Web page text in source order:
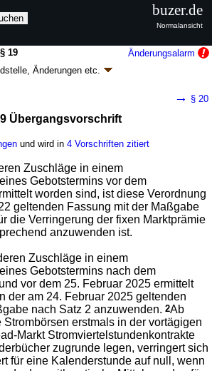
§ 19
Änderungsalarm
Änderungen etc.
BGBl. I S. 106( Nr. 4); zuletzt geändert durch
754-27-10Energieversorgung
→ § 20
Übergangsvorschrift
und wird in4 Vorschriften zitiert
Zuschläge in einem
Gebotstermins vor dem
worden sind, ist diese Verordnung
geltenden Fassung mit der Maßgabe
die Verringerung der fixen Marktprämie
anzuwenden ist.
Zuschläge in einem
Gebotstermins nach dem
vor dem 25. Februar 2025 ermittelt
der am 24. Februar 2025 geltenden
nach Satz 2 anzuwenden.2Ab
Strombörsen erstmals in der vortägigen
Markt Stromviertelstundenkontrakte
zugrunde legen, verringert sich
für eine Kalenderstunde auf null, wenn
buzer.de
Normalansicht